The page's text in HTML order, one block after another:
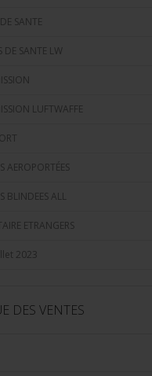
SANTE
DE SANTE LW
LUFTWAFFE
AEROPORTÉES
BLINDEES ALL
ETRANGERS
2023
DES VENTES